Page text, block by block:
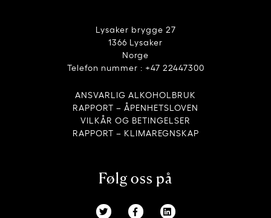
Lysaker brygge 27
1366 Lysaker
Norge
Telefon nummer : +47 22447300
ANSVARLIG ALKOHOLBRUK
RAPPORT – ÅPENHETSLOVEN
VILKÅR OG BETINGELSER
RAPPORT – KLIMAREGNSKAP
Følg oss på